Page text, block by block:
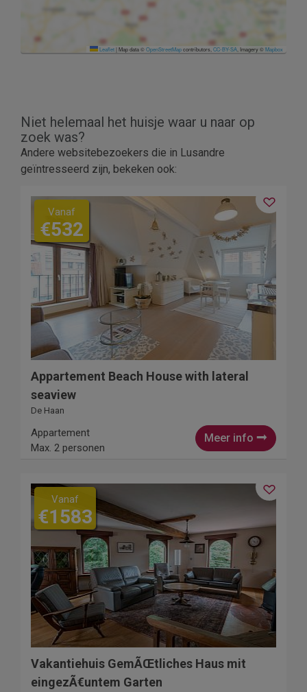
Leaflet| Map data ©OpenStreetMapcontributors,CC-BY-SA, Imagery ©Mapbox
Niet helemaal het huisje waar u naar op
zoek was?
Andere websitebezoekers die in Lusandre
geïntresseerd zijn, bekeken ook:
Vanaf
€532
Appartement Beach House with lateral
seaview
De Haan
Meer info
Appartement
Max. 2 personen
Vanaf
€1583
Vakantiehuis GemÃŒtliches Haus mit
eingezÃ€untem Garten